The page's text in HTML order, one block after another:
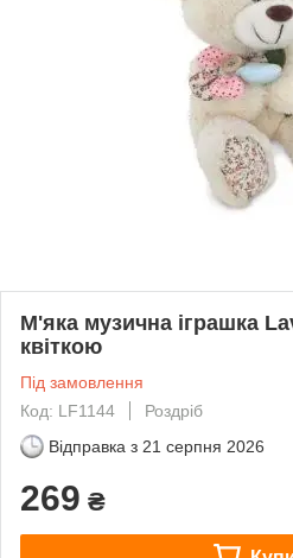
М'яка музична іграшка
квіткою
Під замовлення
Код: LF1144
Роздріб
Відправка з 21 серпня 2026
269 ₴